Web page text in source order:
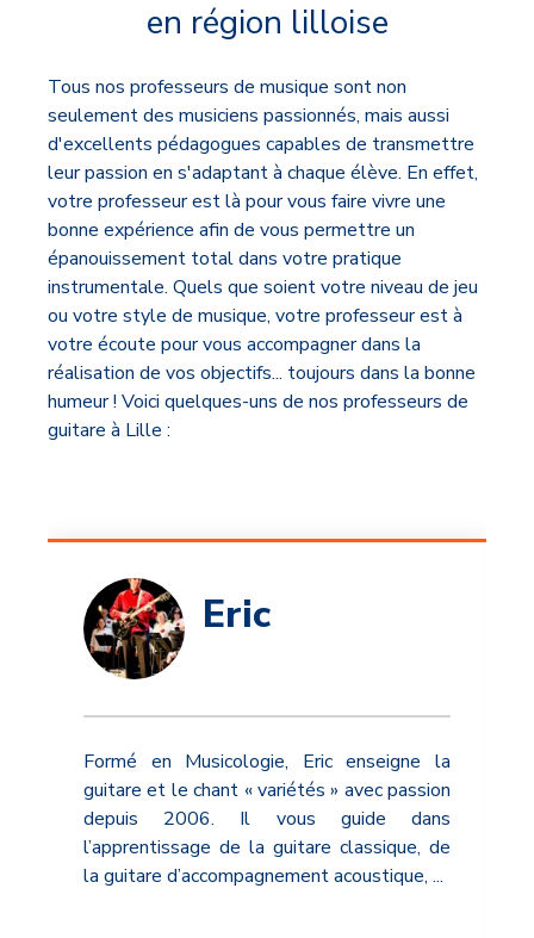
en région lilloise
Tous nos professeurs de musique sont non
seulement des musiciens passionnés, mais aussi
d'excellents pédagogues capables de transmettre
leur passion en s'adaptant à chaque élève. En effet,
votre professeur est là pour vous faire vivre une
bonne expérience afin de vous permettre un
épanouissement total dans votre pratique
instrumentale. Quels que soient votre niveau de jeu
ou votre style de musique, votre professeur est à
votre écoute pour vous accompagner dans la
réalisation de vos objectifs... toujours dans la bonne
humeur ! Voici quelques-uns de nos professeurs de
guitare à Lille :
Eric
Formé en Musicologie, Eric enseigne la
guitare et le chant « variétés » avec passion
depuis 2006. Il vous guide dans
l’apprentissage de la guitare classique, de
la guitare d’accompagnement acoustique, ...